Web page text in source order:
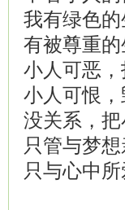
我有绿色
有被尊重
小人可恶，
小人可恨
没关系，
只管与梦
只与心中